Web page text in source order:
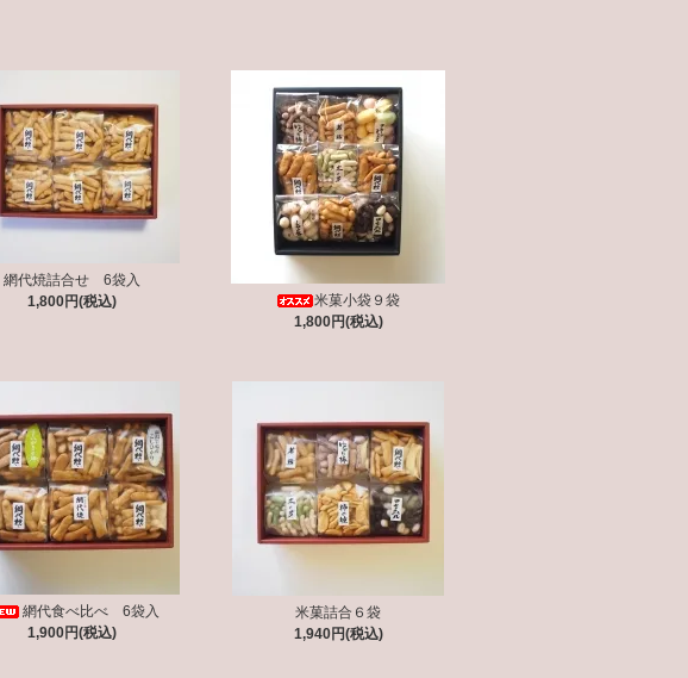
網代焼詰合せ 6袋入
1,800円(税込)
米菓小袋９袋
1,800円(税込)
網代食べ比べ 6袋入
1,900円(税込)
米菓詰合６袋
1,940円(税込)